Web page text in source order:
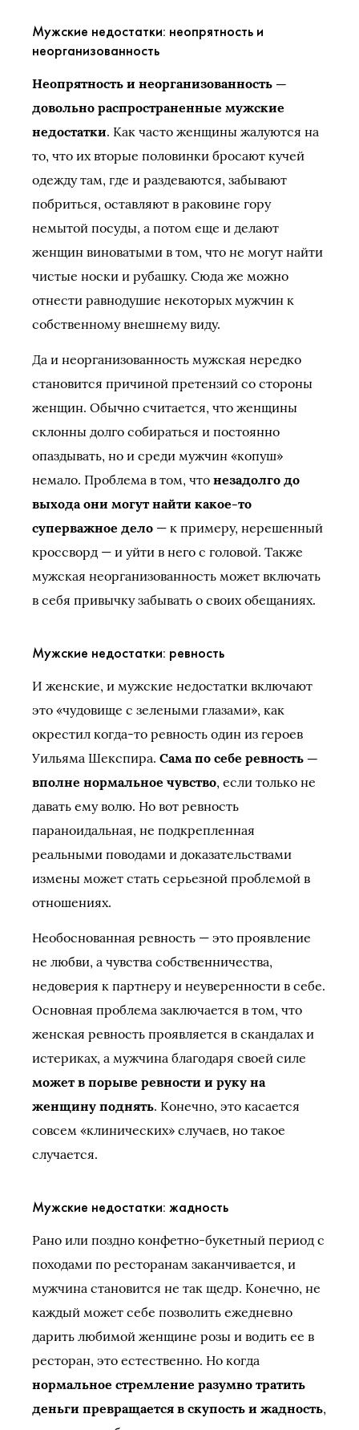
Мужские недостатки: неопрятность и
неорганизованность
Неопрятность и неорганизованность —
довольно распространенные мужские
недостатки. Как часто женщины жалуются на
то, что их вторые половинки бросают кучей
одежду там, где и раздеваются, забывают
побриться, оставляют в раковине гору
немытой посуды, а потом еще и делают
женщин виноватыми в том, что не могут найти
чистые носки и рубашку. Сюда же можно
отнести равнодушие некоторых мужчин к
собственному внешнему виду.
Да и неорганизованность мужская нередко
становится причиной претензий со стороны
женщин. Обычно считается, что женщины
склонны долго собираться и постоянно
опаздывать, но и среди мужчин «копуш»
немало. Проблема в том, что незадолго до
выхода они могут найти какое-то
суперважное дело — к примеру, нерешенный
кроссворд — и уйти в него с головой. Также
мужская неорганизованность может включать
в себя привычку забывать о своих обещаниях.
Мужские недостатки: ревность
И женские, и мужские недостатки включают
это «чудовище с зелеными глазами», как
окрестил когда-то ревность один из героев
Уильяма Шекспира. Сама по себе ревность —
вполне нормальное чувство, если только не
давать ему волю. Но вот ревность
параноидальная, не подкрепленная
реальными поводами и доказательствами
измены может стать серьезной проблемой в
отношениях.
Необоснованная ревность — это проявление
не любви, а чувства собственничества,
недоверия к партнеру и неуверенности в себе.
Основная проблема заключается в том, что
женская ревность проявляется в скандалах и
истериках, а мужчина благодаря своей силе
может в порыве ревности и руку на
женщину поднять. Конечно, это касается
совсем «клинических» случаев, но такое
случается.
Мужские недостатки: жадность
Рано или поздно конфетно-букетный период с
походами по ресторанам заканчивается, и
мужчина становится не так щедр. Конечно, не
каждый может себе позволить ежедневно
дарить любимой женщине розы и водить ее в
ресторан, это естественно. Но когда
нормальное стремление разумно тратить
деньги превращается в скупость и жадность,